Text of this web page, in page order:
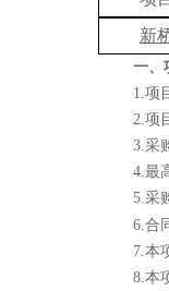
新
一、
1.项
2.项
3.采
4.最
5.采
6.合
7.本
8.本